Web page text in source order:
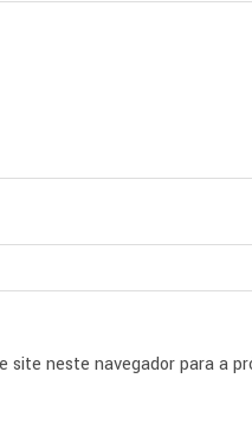
site neste navegador para a